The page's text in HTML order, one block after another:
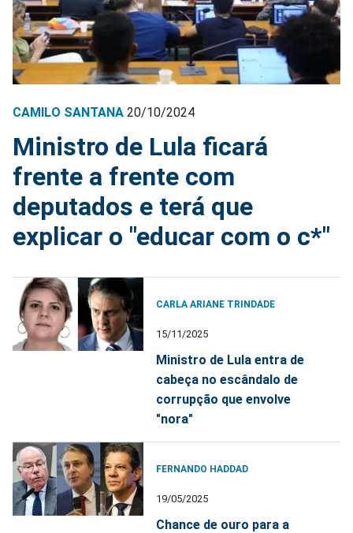
CAMILO SANTANA 20/10/2024
Ministro de Lula ficará
frente a frente com
deputados e terá que
explicar o "educar com o c*"
CARLA ARIANE TRINDADE
15/11/2025
Ministro de Lula entra de
cabeça no escândalo de
corrupção que envolve
"nora"
FERNANDO HADDAD
19/05/2025
Chance de ouro para a